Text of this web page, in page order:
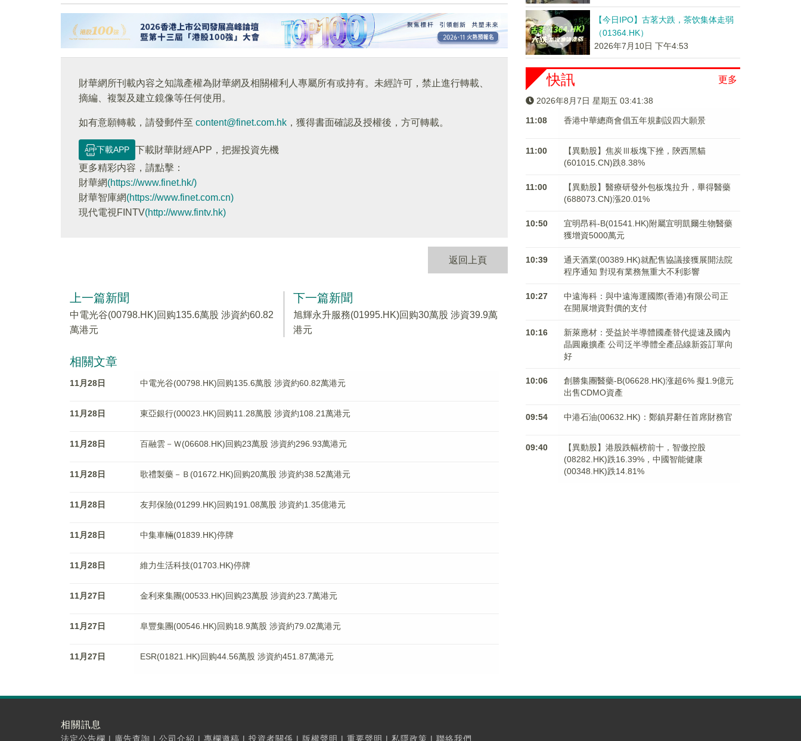
財華網所刊載內容之知識產權為財華網及相關權利人專屬所有或持有。未經許可，禁止進行轉載、
摘編、複製及建立鏡像等任何使用。
如有意願轉載，請發郵件至 content@finet.com.hk ，獲得書面確認及授權後，方可轉載。
下載APP
下載財華財經APP，把握投資先機
更多精彩内容，請點擊：
財華網(https://www.finet.hk/)
財華智庫網(https://www.finet.com.cn)
現代電視FINTV(http://www.fintv.hk)
返回上頁
上一篇新聞
中電光谷(00798.HK)回购135.6萬股 涉資約60.82
萬港元
下一篇新聞
旭輝永升服務(01995.HK)回购30萬股 涉資39.9萬
港元
相關文章
11月28日 中電光谷(00798.HK)回购135.6萬股 涉資約60.82萬港元
11月28日 東亞銀行(00023.HK)回购11.28萬股 涉資約108.21萬港元
11月28日 百融雲－Ｗ(06608.HK)回购23萬股 涉資約296.93萬港元
11月28日 歌禮製藥－Ｂ(01672.HK)回购20萬股 涉資約38.52萬港元
11月28日 友邦保險(01299.HK)回购191.08萬股 涉資約1.35億港元
11月28日 中集車輛(01839.HK)停牌
11月28日 維力生活科技(01703.HK)停牌
11月27日 金利來集團(00533.HK)回购23萬股 涉資約23.7萬港元
11月27日 阜豐集團(00546.HK)回购18.9萬股 涉資約79.02萬港元
11月27日 ESR(01821.HK)回购44.56萬股 涉資約451.87萬港元
【今日IPO】古茗大跌，茶饮集体走弱
（01364.HK）
2026年7月10日 下午4:53
更多
快訊
2026年8月7日 星期五 03:41:38
11:08 香港中華總商會倡五年規劃設四大願景
11:00
【異動股】焦炭Ⅲ板塊下挫，陝西黑貓
(601015.CN)跌8.38%
11:00
【異動股】醫療研發外包板塊拉升，畢得醫藥
(688073.CN)漲20.01%
10:50
宜明昂科-B(01541.HK)附屬宜明凱爾生物醫藥
獲增資5000萬元
10:39
通天酒業(00389.HK)就配售協議接獲展開法院
程序通知 對現有業務無重大不利影響
10:27
中遠海科：與中遠海運國際(香港)有限公司正
在開展增資對價的支付
10:16
新萊應材：受益於半導體國產替代提速及國內
晶圓廠擴產 公司泛半導體全產品線新簽訂單向
好
10:06
創勝集團醫藥-B(06628.HK)涨超6% 擬1.9億元
出售CDMO資產
09:54 中港石油(00632.HK)：鄭鎮昇辭任首席財務官
09:40
【異動股】港股跌幅榜前十，智傲控股
(08282.HK)跌16.39%，中國智能健康
(00348.HK)跌14.81%
相關訊息
法定公告欄 | 廣告查詢 | 公司介紹 | 專欄邀稿 | 投資者關係 | 版權聲明 | 重要聲明 | 私隱政策 | 聯絡我們